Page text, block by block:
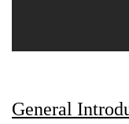
General